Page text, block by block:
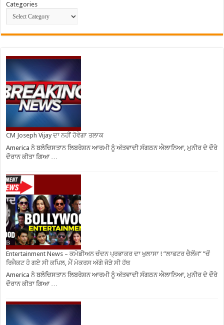
Categories
CM Joseph Vijay ਦਾ ਨਹੀਂ ਹੋਵੇਗਾ ਤਲਾਕ
America ਨੇ ਬਲੋਚਿਸਤਾਨ ਲਿਬਰੇਸ਼ਨ ਆਰਮੀ ਨੂੰ ਅੱਤਵਾਦੀ ਸੰਗਠਨ ਐਲਾਨਿਆ, ਮੁਨੀਰ ਦੇ ਦੌਰੇ
ਦੌਰਾਨ ਕੀਤਾ ਗਿਆ …
Entertainment News – ਕਮੇਡੀਅਨ ਚੰਦਨ ਪ੍ਰਭਾਕਰ ਦਾ ਖੁਲਾਸਾ ! ”ਲਾਫਟਰ ਚੈਲੇਂਜ” ”ਚੋਂ
ਰਿਜੈਕਟ ਹੋ ਗਏ ਸੀ ਕਪਿਲ, ਮੈਂ ਮੇਕਰਸ ਅੱਗੇ ਜੋੜੇ ਸੀ ਹੱਥ
America ਨੇ ਬਲੋਚਿਸਤਾਨ ਲਿਬਰੇਸ਼ਨ ਆਰਮੀ ਨੂੰ ਅੱਤਵਾਦੀ ਸੰਗਠਨ ਐਲਾਨਿਆ, ਮੁਨੀਰ ਦੇ ਦੌਰੇ
ਦੌਰਾਨ ਕੀਤਾ ਗਿਆ …